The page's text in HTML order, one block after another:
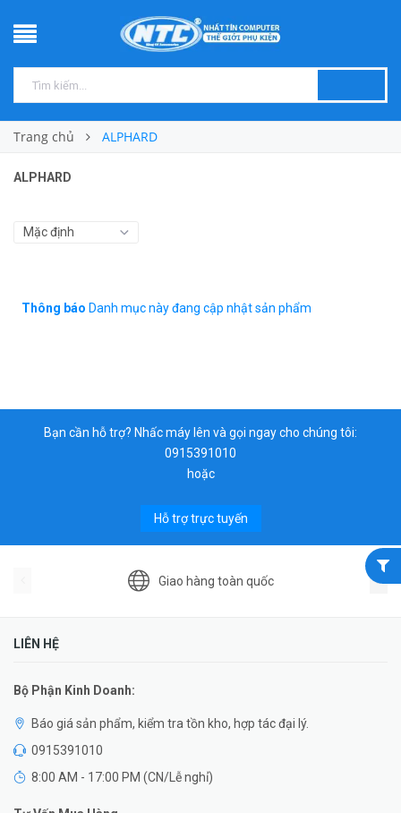
Trang chủ ALPHARD
ALPHARD
Thông báo Danh mục này đang cập nhật sản phẩm
Bạn cần hỗ trợ? Nhấc máy lên và gọi ngay cho chúng tôi:
0915391010
hoặc
Hỗ trợ trực tuyến
Giao hàng toàn quốc
LIÊN HỆ
Bộ Phận Kinh Doanh:
Báo giá sản phẩm, kiểm tra tồn kho, hợp tác đại lý.
0915391010
8:00 AM - 17:00 PM (CN/Lễ nghỉ)